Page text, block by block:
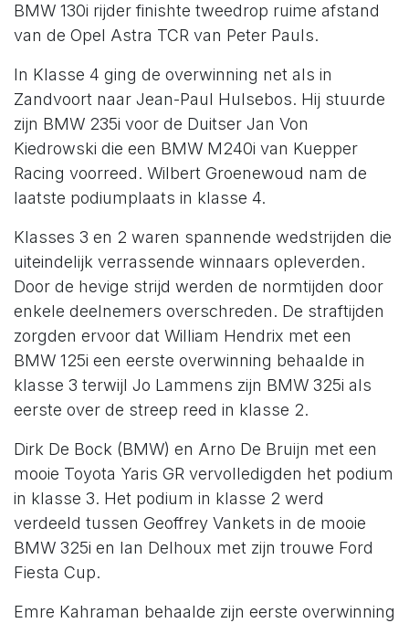
BMW 130i rijder finishte tweedrop ruime afstand
van de Opel Astra TCR van Peter Pauls.
In Klasse 4 ging de overwinning net als in
Zandvoort naar Jean-Paul Hulsebos. Hij stuurde
zijn BMW 235i voor de Duitser Jan Von
Kiedrowski die een BMW M240i van Kuepper
Racing voorreed. Wilbert Groenewoud nam de
laatste podiumplaats in klasse 4.
Klasses 3 en 2 waren spannende wedstrijden die
uiteindelijk verrassende winnaars opleverden.
Door de hevige strijd werden de normtijden door
enkele deelnemers overschreden. De straftijden
zorgden ervoor dat William Hendrix met een
BMW 125i een eerste overwinning behaalde in
klasse 3 terwijl Jo Lammens zijn BMW 325i als
eerste over de streep reed in klasse 2.
Dirk De Bock (BMW) en Arno De Bruijn met een
mooie Toyota Yaris GR vervolledigden het podium
in klasse 3. Het podium in klasse 2 werd
verdeeld tussen Geoffrey Vankets in de mooie
BMW 325i en Ian Delhoux met zijn trouwe Ford
Fiesta Cup.
Emre Kahraman behaalde zijn eerste overwinning